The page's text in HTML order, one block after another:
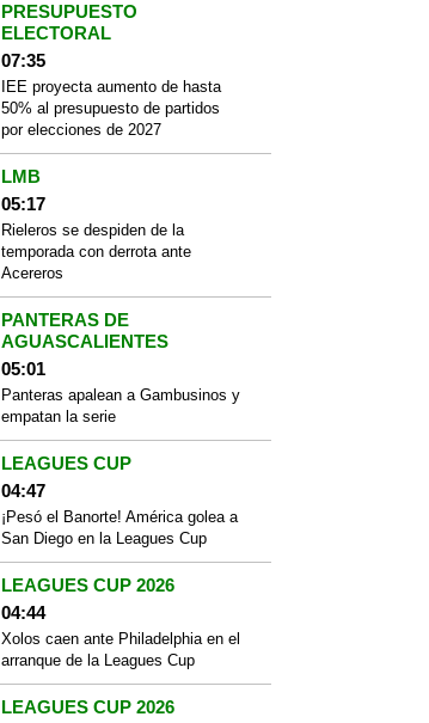
PRESUPUESTO
ELECTORAL
07:35
IEE proyecta aumento de hasta
50% al presupuesto de partidos
por elecciones de 2027
LMB
05:17
Rieleros se despiden de la
temporada con derrota ante
Acereros
PANTERAS DE
AGUASCALIENTES
05:01
Panteras apalean a Gambusinos y
empatan la serie
LEAGUES CUP
04:47
¡Pesó el Banorte! América golea a
San Diego en la Leagues Cup
LEAGUES CUP 2026
04:44
Xolos caen ante Philadelphia en el
arranque de la Leagues Cup
LEAGUES CUP 2026